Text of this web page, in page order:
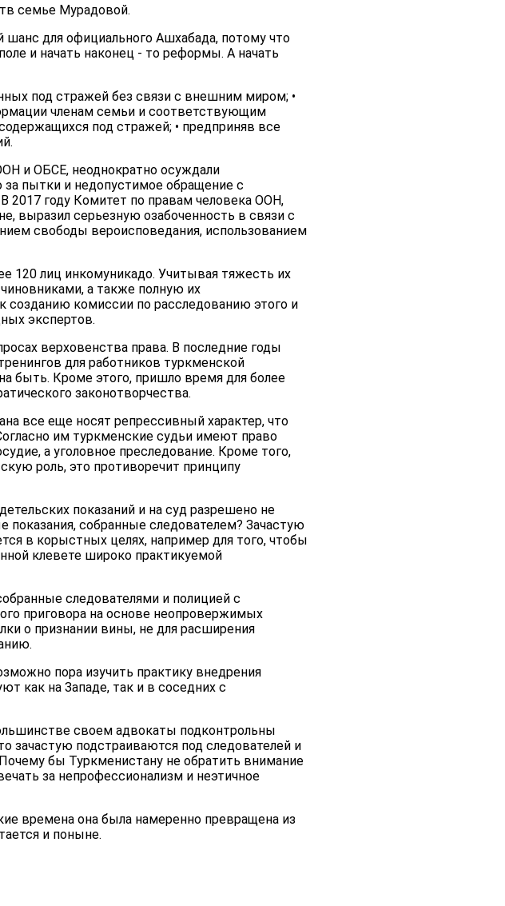
семье Мурадовой.
для официального Ашхабада, потому что
и начать наконец - то реформы. А начать
под стражей без связи с внешним миром; •
членам семьи и соответствующим
под стражей; • предприняв все
и ОБСЕ, неоднократно осуждали
за пытки и недопустимое обращение с
2017 году Комитет по правам человека ООН,
выразил серьезную озабоченность в связи с
свободы вероисповедания, использованием
120 лиц инкомуникадо. Учитывая тяжесть их
а также полную их
созданию комиссии по расследованию этого и
экспертов.
верховенства права. В последние годы
для работников туркменской
быть. Кроме этого, пришло время для более
законотворчества.
все еще носят репрессивный характер, что
им туркменские судьи имеют право
а уголовное преследование. Кроме того,
роль, это противоречит принципу
показаний и на суд разрешено не
показания, собранные следователем? Зачастую
в корыстных целях, например для того, чтобы
клевете широко практикуемой
следователями и полицией с
приговора на основе неопровержимых
о признании вины, не для расширения
пора изучить практику внедрения
как на Западе, так и в соседних с
своем адвокаты подконтрольны
зачастую подстраиваются под следователей и
бы Туркменистану не обратить внимание
за непрофессионализм и неэтичное
времена она была намеренно превращена из
и поныне.